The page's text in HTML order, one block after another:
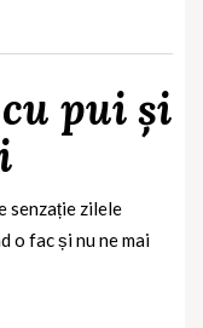
pui și
senzație zilele
o fac și nu ne mai